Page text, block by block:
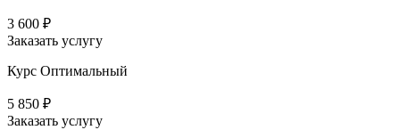
3 600 ₽
Заказать услугу
Курс Оптимальный
5 850 ₽
Заказать услугу